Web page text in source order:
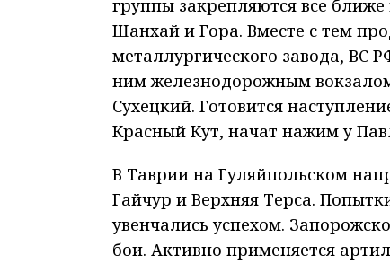
группы закрепляются все
Шанхай и Гора. Вместе с тем
металлургического завода, ВС
ним железнодорожным
Сухецкий. Готовится
Красный Кут, начат нажим у
В Таврии на Гуляйпольском
Гайчур и Верхняя Терса.
увенчались успехом.
бои. Активно применяется